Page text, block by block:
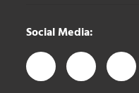
Social Media: